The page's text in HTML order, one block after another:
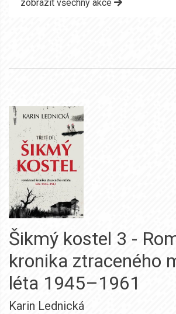
zobrazit všechny akce
Šikmý kostel 3 -
kronika ztraceného
léta 1945–1961
Karin Lednická